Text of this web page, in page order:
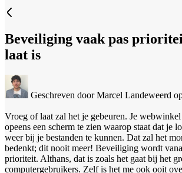
Beveiliging vaak pas
laat is
Geschreven door Marcel Landeweerd
Vroeg of laat zal het je gebeuren. Je
opeens een scherm te zien waarop staat dat je
weer bij je bestanden te kunnen. Dat zal het
bedenkt; dit nooit meer! Beveiliging wordt
prioriteit. Althans, dat is zoals het gaat bij het
computergebruikers. Zelf is het me ook ooit